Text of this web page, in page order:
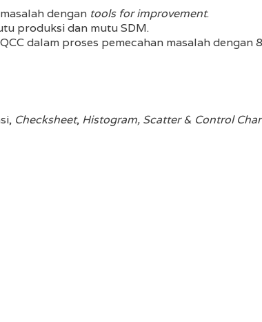
dengan tools for improvement.
produksi dan mutu SDM.
dalam proses pemecahan masalah dengan
Checksheet, Histogram, Scatter & Control